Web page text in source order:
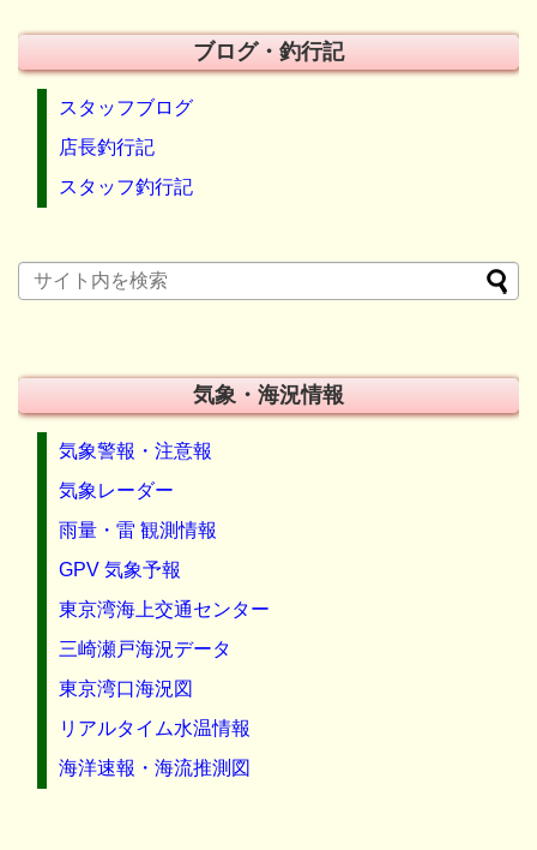
ブログ・釣行記
スタッフブログ
店長釣行記
スタッフ釣行記
気象・海況情報
気象警報・注意報
気象レーダー
雨量・雷 観測情報
GPV 気象予報
東京湾海上交通センター
三崎瀬戸海況データ
東京湾口海況図
リアルタイム水温情報
海洋速報・海流推測図